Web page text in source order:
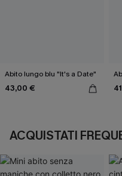
Abito lungo blu "It's a Date"
43,00 €
ACQUISTATI